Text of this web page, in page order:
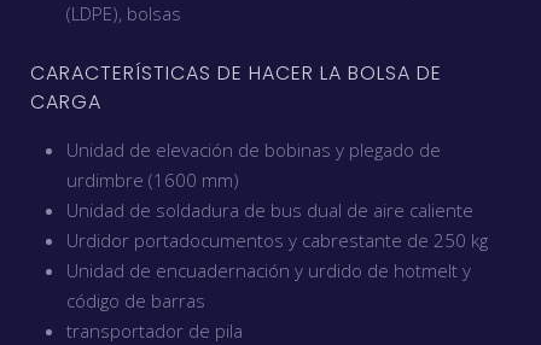
(LDPE), bolsas
CARACTERÍSTICAS DE HACER LA BOLSA DE
CARGA
Unidad de elevación de bobinas y plegado de
urdimbre (1600 mm)
Unidad de soldadura de bus dual de aire caliente
Urdidor portadocumentos y cabrestante de 250 kg
Unidad de encuadernación y urdido de hotmelt y
código de barras
transportador de pila